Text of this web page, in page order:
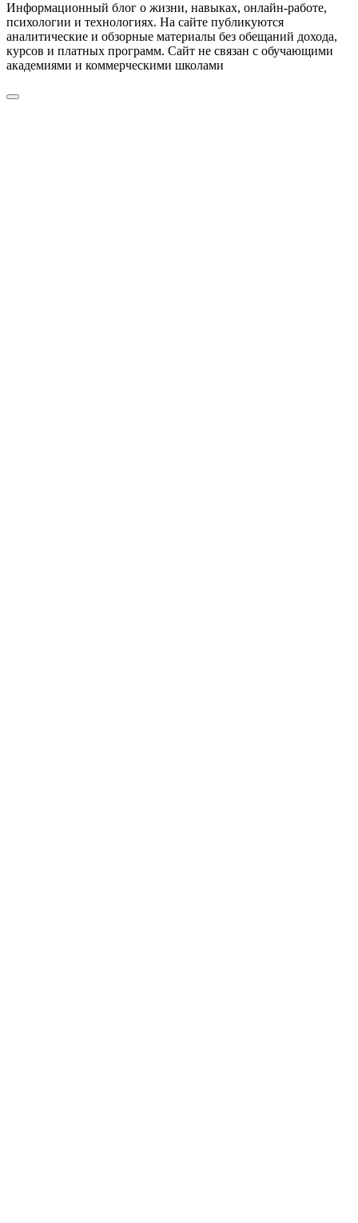
Информационный блог о жизни, навыках, онлайн-работе,
психологии и технологиях. На сайте публикуются
аналитические и обзорные материалы без обещаний дохода,
курсов и платных программ. Сайт не связан с обучающими
академиями и коммерческими школами